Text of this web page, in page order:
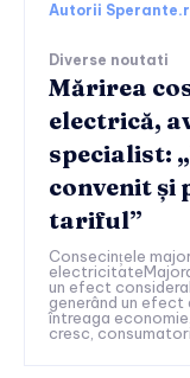
Autorii
Diverse noutati
Mărirea
electrică,
specialist:
convenit și
tariful”
Consecințele
un efect
generând un
întreaga
cresc,